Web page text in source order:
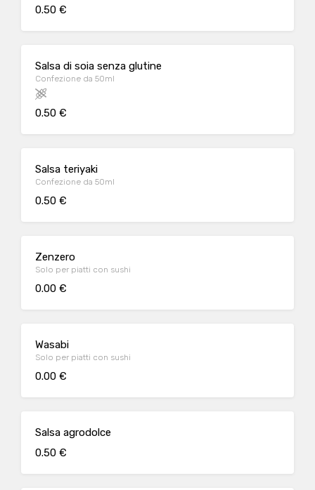
0.50 €
Salsa di soia senza glutine
Confezione da 50ml
0.50 €
Salsa teriyaki
Confezione da 50ml
0.50 €
Zenzero
Solo per piatti con sushi
0.00 €
Wasabi
Solo per piatti con sushi
0.00 €
Salsa agrodolce
0.50 €